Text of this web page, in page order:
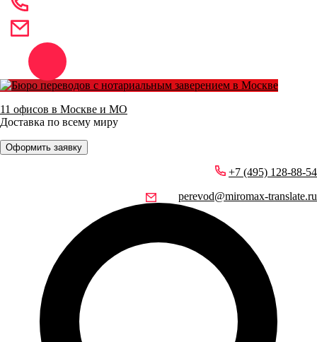
11 офисов в Москве и МО
Доставка по всему миру
Оформить заявку
+7 (495) 128-88-54
perevod@miromax-translate.ru